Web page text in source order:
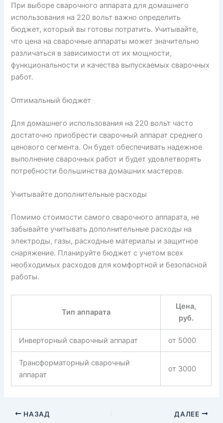
При выборе сварочного аппарата для домашнего
использования на 220 вольт важно определить
бюджет, который вы готовы потратить. Учитывайте,
что цена на сварочные аппараты может значительно
различаться в зависимости от их мощности,
функциональности и качества выпускаемых сварочных
работ.
Оптимальный бюджет
Для домашнего использования на 220 вольт часто
достаточно приобрести сварочный аппарат среднего
ценового сегмента. Он будет обеспечивать надежное
выполнение сварочных работ и будет удовлетворять
потребности большинства домашних мастеров.
Учитывайте дополнительные расходы
Помимо стоимости самого сварочного аппарата, не
забывайте учитывать дополнительные расходы на
электроды, газы, расходные материалы и защитное
снаряжение. Планируйте бюджет с учетом всех
необходимых расходов для комфортной и безопасной
работы.
Тип аппарата
Цена,
руб.
Инверторный сварочный аппарат от 5000
Трансформаторный сварочный
аппарат
от 3000
НАЗАД ДАЛЕЕ